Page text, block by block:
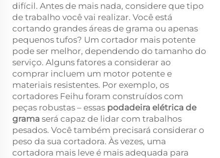
difícil. Antes de mais nada, considere que tipo
de trabalho você vai realizar. Você está
cortando grandes áreas de grama ou apenas
pequenos tufos? Um cortador mais potente
pode ser melhor, dependendo do tamanho do
serviço. Alguns fatores a considerar ao
comprar incluem um motor potente e
materiais resistentes. Por exemplo, os
cortadores Feihu foram construídos com
peças robustas – essas podadeira elétrica de
grama será capaz de lidar com trabalhos
pesados. Você também precisará considerar o
peso da sua cortadora. Às vezes, uma
cortadora mais leve é mais adequada para